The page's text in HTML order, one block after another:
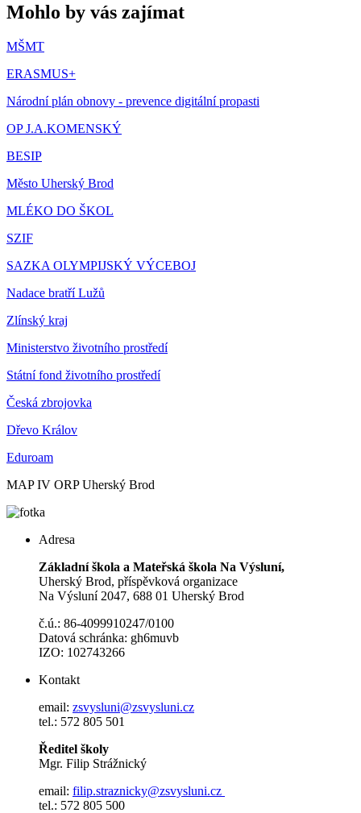
Mohlo by vás zajímat
MŠMT
ERASMUS+
Národní plán obnovy - prevence digitální propasti
OP J.A.KOMENSKÝ
BESIP
Město Uherský Brod
MLÉKO DO ŠKOL
SZIF
SAZKA OLYMPIJSKÝ VÝCEBOJ
Nadace bratří Lužů
Zlínský kraj
Ministerstvo životního prostředí
Státní fond životního prostředí
Česká zbrojovka
Dřevo Králov
Eduroam
MAP IV ORP Uherský Brod
Adresa
Základní škola a Mateřská škola Na Výsluní,
Uherský Brod, příspěvková organizace
Na Výsluní 2047, 688 01 Uherský Brod
č.ú.: 86-4099910247/0100
Datová schránka: gh6muvb
IZO: 102743266
Kontakt
email: zsvysluni@zsvysluni.cz
tel.: 572 805 501
Ředitel školy
Mgr. Filip Strážnický
email: filip.straznicky@zsvysluni.cz
tel.: 572 805 500